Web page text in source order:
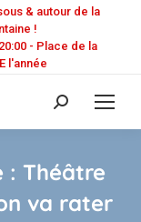
& autour de la
!
- Place de la
l'année
Recherche
:
: Théâtre
va rater